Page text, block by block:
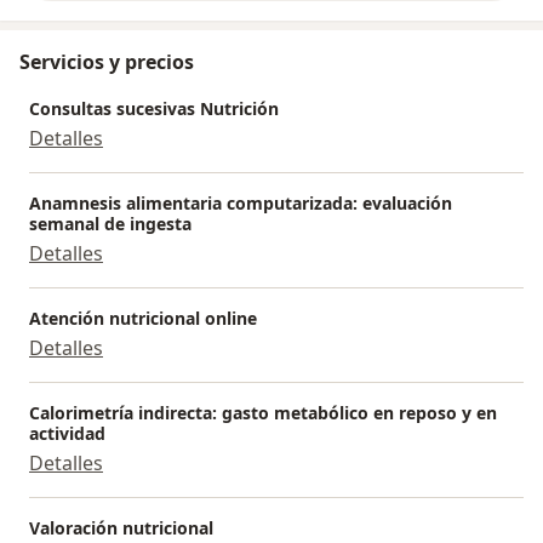
Servicios y precios
Consultas sucesivas Nutrición
Detalles
Anamnesis alimentaria computarizada: evaluación
semanal de ingesta
Detalles
Atención nutricional online
Detalles
Calorimetría indirecta: gasto metabólico en reposo y en
actividad
Detalles
Valoración nutricional